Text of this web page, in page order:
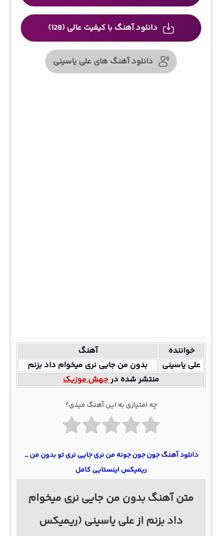
دانلود آهنگ با کیفیت عالی (128)
دانلود آهنگ های علی یاسینی
خواننده
آهنگ
علی یاسینی
بدون من جایی نری میخوام داد بزنم
منتشر شده درجهش موزیک
چه امتیازی به این آهنگ میدی؟
دانلود آهنگ جون جون جونه من نری جایی نری تو بدون من _
ریمیکس اینستایی کامل
متن آهنگ بدون من جایی نری میخوام
داد بزنم از علی یاسینی (ریمیکس